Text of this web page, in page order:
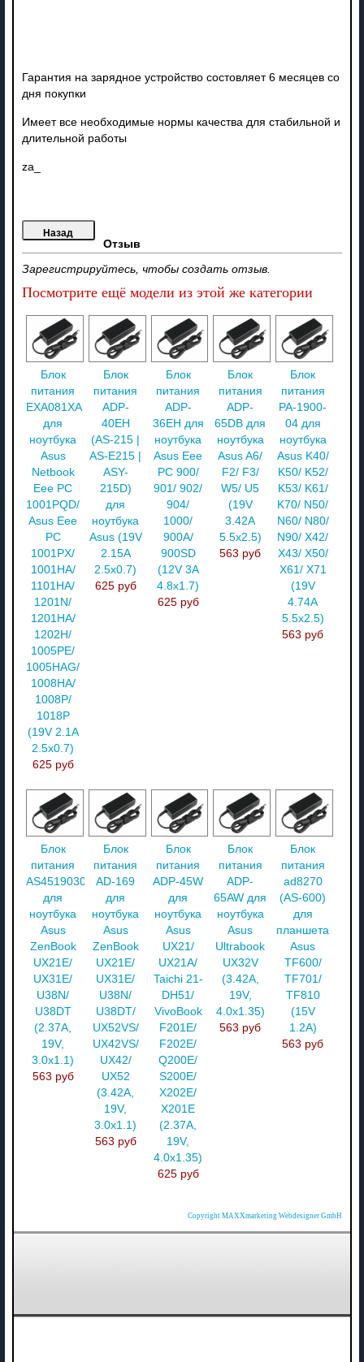
Гарантия на зарядное устройство состовляет 6 месяцев со
дня покупки
Имеет все необходимые нормы качества для стабильной и
длительной работы
za_
Отзыв
Зарегистрируйтесь, чтобы создать отзыв.
Посмотрите ещё модели из этой же категории
Блок
питания
EXA081XA
для
ноутбука
Asus
Netbook
Eee PC
1001PQD/
Asus Eee
PC
1001PX/
1001HA/
1101HA/
1201N/
1201HA/
1202H/
1005PE/
1005HAG/
1008HA/
1008P/
1018P
(19V 2.1A
2.5x0.7)
625 руб
Блок
питания
ADP-
40EH
(AS-215 |
AS-E215 |
ASY-
215D)
для
ноутбука
Asus (19V
2.15A
2.5x0.7)
625 руб
Блок
питания
ADP-
36EH для
ноутбука
Asus Eee
PC 900/
901/ 902/
904/
1000/
900A/
900SD
(12V 3A
4.8x1.7)
625 руб
Блок
питания
ADP-
65DB для
ноутбука
Asus A6/
F2/ F3/
W5/ U5
(19V
3.42A
5.5x2.5)
563 руб
Блок
питания
PA-1900-
04 для
ноутбука
Asus K40/
K50/ K52/
K53/ K61/
K70/ N50/
N60/ N80/
N90/ X42/
X43/ X50/
X61/ X71
(19V
4.74A
5.5x2.5)
563 руб
Блок
питания
AS451903011FK
для
ноутбука
Asus
ZenBook
UX21E/
UX31E/
U38N/
U38DT
(2.37A,
19V,
3.0х1.1)
563 руб
Блок
питания
AD-169
для
ноутбука
Asus
ZenBook
UX21E/
UX31E/
U38N/
U38DT/
UX52VS/
UX42VS/
UX42/
UX52
(3.42A,
19V,
3.0х1.1)
563 руб
Блок
питания
ADP-45W
для
ноутбука
Asus
UX21/
UX21A/
Taichi 21-
DH51/
VivoBook
F201E/
F202E/
Q200E/
S200E/
X202E/
X201E
(2.37A,
19V,
4.0х1.35)
625 руб
Блок
питания
ADP-
65AW для
ноутбука
Asus
Ultrabook
UX32V
(3.42A,
19V,
4.0х1.35)
563 руб
Блок
питания
ad8270
(AS-600)
для
планшета
Asus
TF600/
TF701/
TF810
(15V
1.2A)
563 руб
Copyright MAXXmarketing Webdesigner GmbH